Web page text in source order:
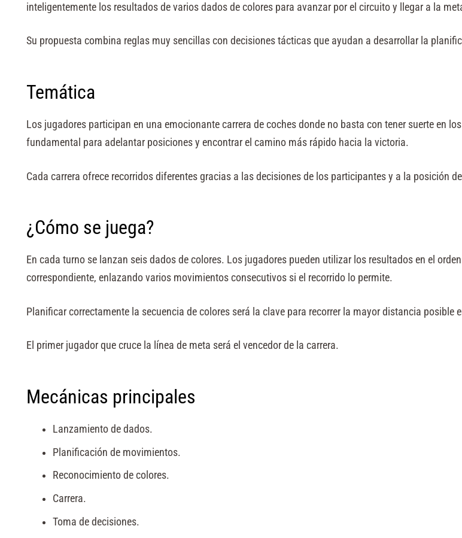
inteligentemente los resultados de varios dados de colores para avanzar por el circuito y llegar a la
Su propuesta combina reglas muy sencillas con decisiones tácticas que ayudan a desarrollar la
Temática
Los jugadores participan en una emocionante carrera de coches donde no basta con tener suerte en
fundamental para adelantar posiciones y encontrar el camino más rápido hacia la victoria.
Cada carrera ofrece recorridos diferentes gracias a las decisiones de los participantes y a la posición
¿Cómo se juega?
En cada turno se lanzan seis dados de colores. Los jugadores pueden utilizar los resultados en el
correspondiente, enlazando varios movimientos consecutivos si el recorrido lo permite.
Planificar correctamente la secuencia de colores será la clave para recorrer la mayor distancia posible
El primer jugador que cruce la línea de meta será el vencedor de la carrera.
Mecánicas principales
Lanzamiento de dados.
Planificación de movimientos.
Reconocimiento de colores.
Carrera.
Toma de decisiones.